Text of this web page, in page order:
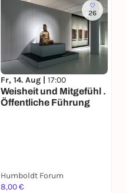
26
Fr, 14. Aug | 17:00
Weisheit und Mitgefühl .
Öffentliche Führung
Humboldt Forum
8,00 €